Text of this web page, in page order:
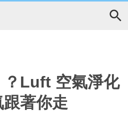
？Luft 空氣淨化
著你走